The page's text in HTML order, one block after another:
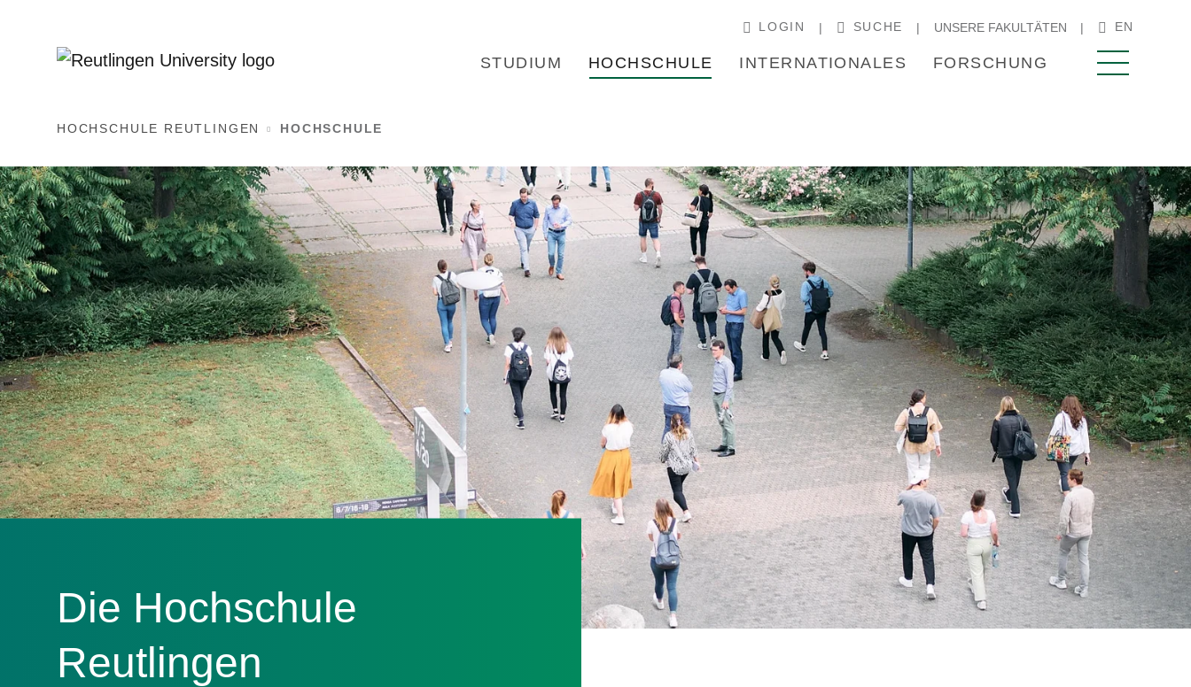
LOGIN SUCHE UNSERE FAKULTÄTEN EN
STUDIUM HOCHSCHULE INTERNATIONALES FORSCHUNG
HOCHSCHULE REUTLINGEN HOCHSCHULE
Die Hochschule
Reutlingen